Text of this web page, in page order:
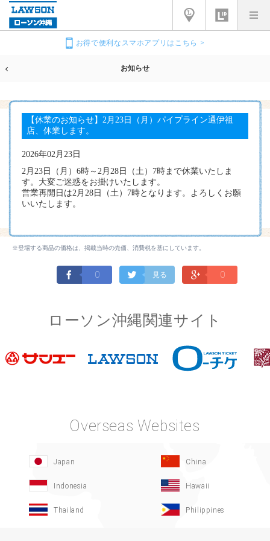
お得で便利なスマホアプリはこちら >
お知らせ
【休業のお知らせ】2月23日（月）パイプライン通伊祖
店、休業します。
2026年02月23日
2月23日（月）6時～2月28日（土）7時まで休業いたしま
す。大変ご迷惑をお掛けいたします。
営業再開日は2月28日（土）7時となります。よろしくお願
いいたします。
※登場する商品の価格は、掲載当時の売価、消費税を基にしています。
0 見る 0
ローソン沖縄関連サイト
Overseas Websites
Japan China
Indonesia Hawaii
Thailand Philippines